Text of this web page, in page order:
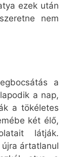
ezek után
nem
a
a nap,
a tökéletes
két élő,
látják.
ártatlanul